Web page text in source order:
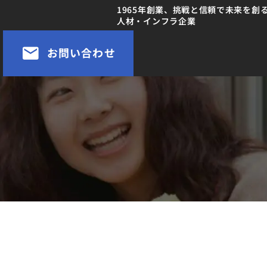
1965年創業、挑戦と信頼で未来を創
人材・インフラ企業
お問い合わせ